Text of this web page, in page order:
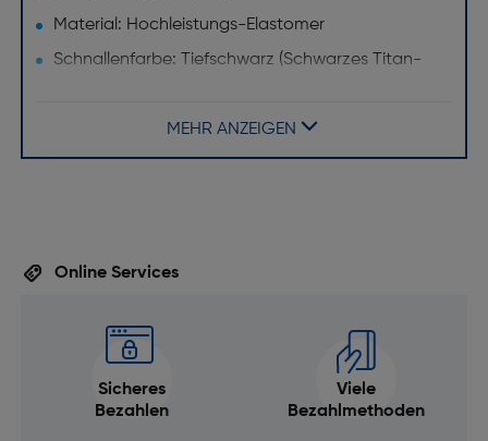
Material: Hochleistungs-Elastomer
Schnallenfarbe: Tiefschwarz (Schwarzes Titan-
Typ: Ocean-Armband Verlängerung
MEHR ANZEIGEN
Online Services
Sicheres
Bezahlen
Viele
Bezahlmethoden